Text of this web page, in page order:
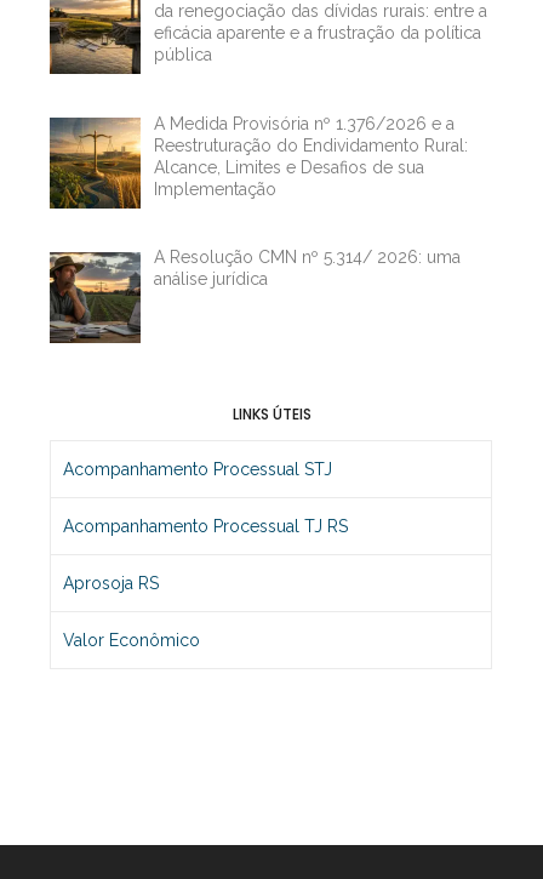
da renegociação das dívidas rurais: entre a
eficácia aparente e a frustração da política
pública
A Medida Provisória nº 1.376/2026 e a
Reestruturação do Endividamento Rural:
Alcance, Limites e Desafios de sua
Implementação
A Resolução CMN nº 5.314/ 2026: uma
análise jurídica
LINKS ÚTEIS
Acompanhamento Processual STJ
Acompanhamento Processual TJ RS
Aprosoja RS
Valor Econômico